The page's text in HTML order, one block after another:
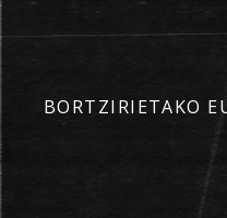
BORTZIRIETAKO